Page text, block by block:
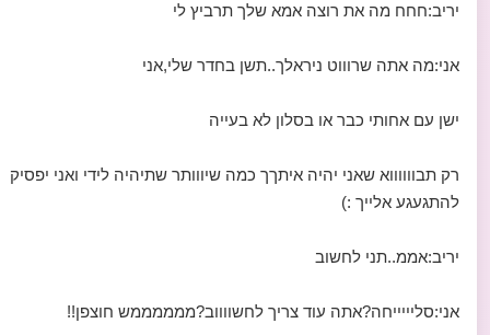
יריב:חחח מה את רוצה אמא שלך תרביץ לי
אני:מה אתה שרוווט ניראלך..תשן בחדר שלי,אני
ישן עם אחותי כבר או בסלון לא בעייה
רק תבווווווא שאני יהיה איתךך כמה שיווותר שתיהיה לידי ואני יפסיק
להתגעגע אלייך :)
יריב:אממ..תני לחשוב
אני:סליייייחה?אתה עוד צריך לחשווווב?ממממממש חוצפן!!